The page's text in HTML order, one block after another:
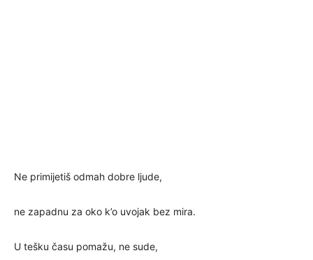
Ne primijetiš odmah dobre ljude,
ne zapadnu za oko k’o uvojak bez mira.
U tešku času pomažu, ne sude,